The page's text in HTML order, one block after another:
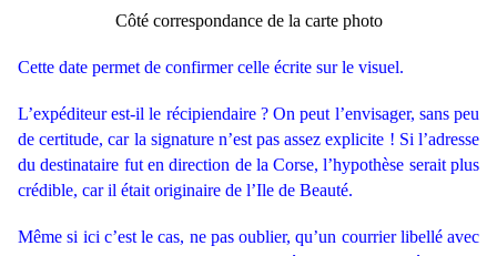
Côté correspondance de la carte photo
Cette date permet de confirmer celle écrite sur le visuel.
L’expéditeur est-il le récipiendaire ? On peut l’envisager, sans peu
de certitude, car la signature n’est pas assez explicite ! Si l’adresse
du destinataire fut en direction de la Corse, l’hypothèse serait plus
crédible, car il était originaire de l’Ile de Beauté.
Même si ici c’est le cas, ne pas oublier, qu’un courrier libellé avec